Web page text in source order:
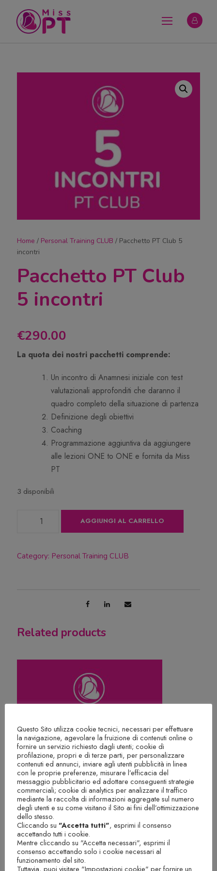
Home / Personal Training CLUB / Pacchetto PT Club 5
incontri
Pacchetto PT Club
5 incontri
€290.00
La quota dei nostri pacchetti comprende:
Un incontro di Anamnesi iniziale con test
valutazionali approfonditi che daranno il
quadro completo della situazione di partenza
Definizione degli obiettivi
Coaching
Programmazione aggiuntiva da aggiungere
alle lezioni ONE to ONE e fornita da Miss
PT
3 disponibili
c
P
C
i
n
c
o
n
t
r
i
q
u
a
AGGIUNGI AL CARRELLO
Category: Personal Training CLUB
Related products
Pacchetto PT Club 20 incontri
€900.00
Questo Sito utilizza cookie tecnici, necessari per effettuare
la navigazione, agevolare la fruizione di contenuti online o
fornire un servizio richiesto dagli utenti; cookie di
profilazione, propri e di terze parti, per personalizzare
contenuti ed annunci, inviare agli utenti pubblicità in linea
con le proprie preferenze, misurare l’efficacia del
messaggio pubblicitario ed adottare conseguenti strategie
commerciali; cookie di analytics per analizzare il traffico
mediante la raccolta di informazioni aggregate sul numero
degli utenti e su come visitano il Sito ai fini dell’ottimizzazione
dello stesso.
Cliccando su "Accetta tutti", esprimi il consenso
accettando tutti i cookie.
Mentre cliccando su "Accetta necessari", esprimi il
consenso accettando solo i cookie necessari al
funzionamento del sito.
Tuttavia, puoi visitare "Impostazioni cookie" per fornire un